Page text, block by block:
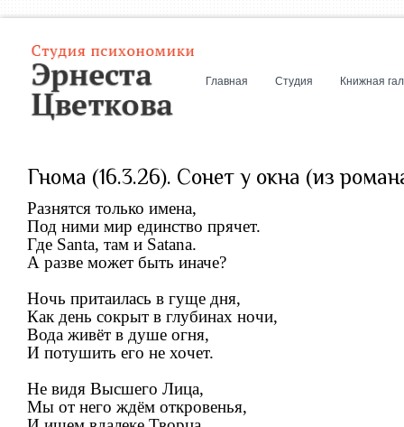
Главная Студия Книжная
Гнома (16.3.26). Сонет у окна (из
Разнятся только имена,
Под ними мир единство прячет.
Где Santa, там и Satana.
А разве может быть иначе?
Ночь притаилась в гуще дня,
Как день сокрыт в глубинах ночи,
Вода живёт в душе огня,
И потушить его не хочет.
Не видя Высшего Лица,
Мы от него ждём откровенья,